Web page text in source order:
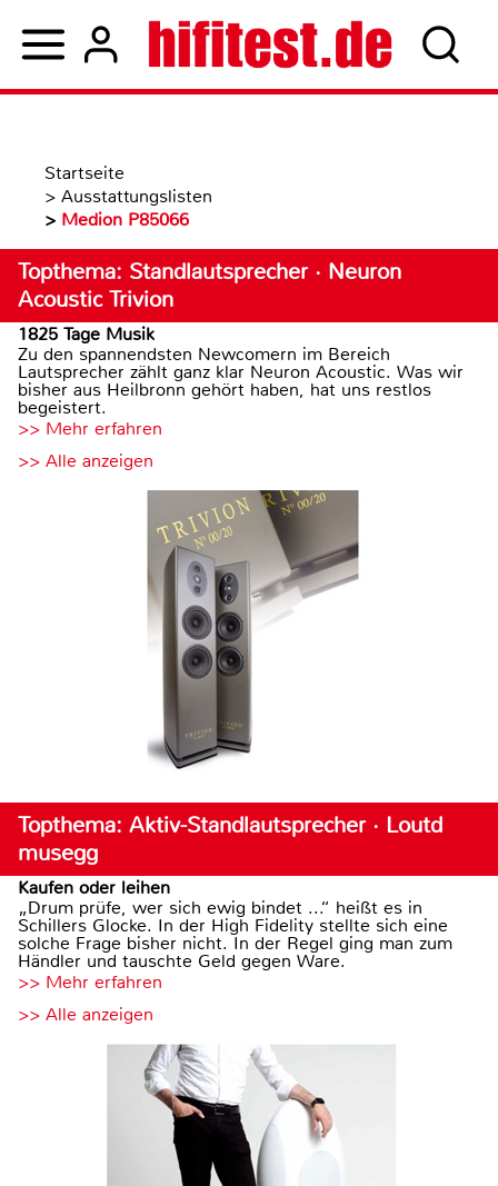
Startseite
> Ausstattungslisten
> Medion P85066
Topthema: Standlautsprecher · Neuron
Acoustic Trivion
1825 Tage Musik
Zu den spannendsten Newcomern im Bereich
Lautsprecher zählt ganz klar Neuron Acoustic. Was wir
bisher aus Heilbronn gehört haben, hat uns restlos
begeistert.
>> Mehr erfahren
>> Alle anzeigen
Topthema: Aktiv-Standlautsprecher · Loutd
musegg
Kaufen oder leihen
„Drum prüfe, wer sich ewig bindet ...“ heißt es in
Schillers Glocke. In der High Fidelity stellte sich eine
solche Frage bisher nicht. In der Regel ging man zum
Händler und tauschte Geld gegen Ware.
>> Mehr erfahren
>> Alle anzeigen